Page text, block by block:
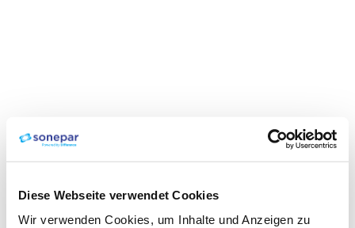
Diese Webseite verwendet Cookies
Wir verwenden Cookies, um Inhalte und Anzeigen zu